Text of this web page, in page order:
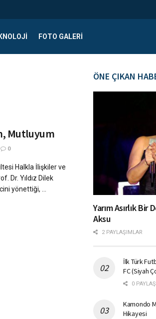
FOTO GALERI
Mutluyum
0
Halkla İlişkiler ve
Dr. Yıldız Dilek
yönettiği, ...
ÖNE ÇIKAN
Yarım Asırlık Bir
Aksu
2 PAYLAŞIMLAR
İlk Türk
FC (Siyah
0
Kamondo
Hikayesi